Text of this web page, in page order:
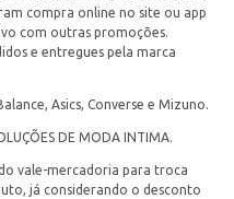
compra online no site ou app
com outras promoções.
e entregues pela marca
Asics, Converse e Mizuno.
DE MODA INTIMA.
do vale-mercadoria para troca
já considerando o desconto